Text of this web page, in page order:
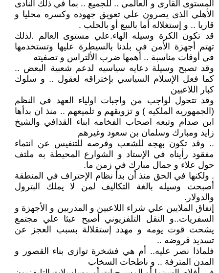
المستوى القارى و العالمي .. للجميع .. بما في ذلك النادى
الأهلي الذى يصرون علي تعويق جهوده وكسره محليا و
قاريا .. و إستغلاله أما بالبيع أو بالحلب .
قد تكون الكرة وسيله الهاء.علي مستوى العالم .لذلك
تهتم أجهزة الأمن في بلدنا بالسيطرة عليها وتستخدمها
في أوقات مناسبة .. أهمها ضرب الألتراس و تصفيته
وقد تصبح وسيلة دعايه سياسيه لدعم شعبية البعض ..
كما فعل الإسلام السياسي بإختراقه لعقول .. و سلوك
كبار اللاعبين
وقد تتحول لواجب من واجبات اولياء العهد في النظم
(الجمهوريه الملكيه ) و تزويقهم و تلميعهم .. منذ ان بدأها
ابن صدام وتبعه اصحاب الفخامه ابناء القذافي والشيخ
زايد ومبارك وسلمان بن سعود وغيرهم
.. وقد تكون بهجه للشعب وفرصه للتنفيس عن انتماء
مفقود رأيناه في الإستاد و الشوارع المحيطة به ملتف
حول علاء و جمال مبارك في زمن ما.
. ولكنها في الحق منذ أن بدأ نظام الإحتراف في المنطقة
أصبحت وسيله بالغة التكاليف لمن لا يملك البترول
والدولار.
إنفاق الملايين علي شراء اللاعبين و المدربين و الأجهزة و
السفريات..و النقل التلفزيوني أصبح عبئا علي مجتمع
يشحت قوت يومه و مهدد إستقلالة بسبب العجز عن
تسديد قروضه ..
فلماذا نصر عليه.. أم هي فشخرة توازى بناء القصور و
المدن المترفة .. و ناطحات السخاب